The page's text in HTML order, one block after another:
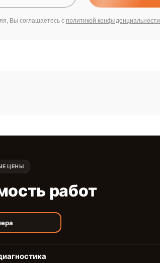
Вы соглашаетесь с политикой конфиденциальности
ЦЕНЫ
работ